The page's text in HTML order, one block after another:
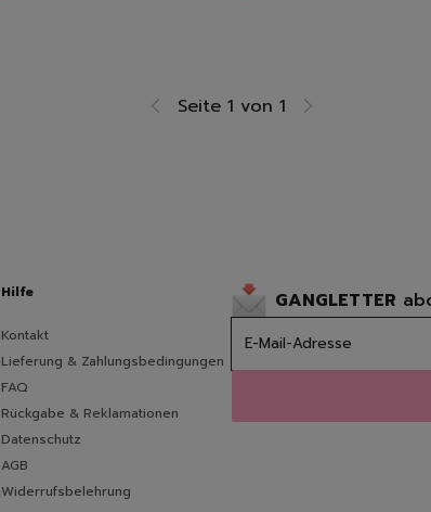
Handseifen
Feuchttücher
Bürsten
Seite 1 von 1
GANGLETTER
Hilfe
Kontakt
Lieferung & Zahlungsbedingungen
FAQ
Rückgabe & Reklamationen
Datenschutz
AGB
Widerrufsbelehrung